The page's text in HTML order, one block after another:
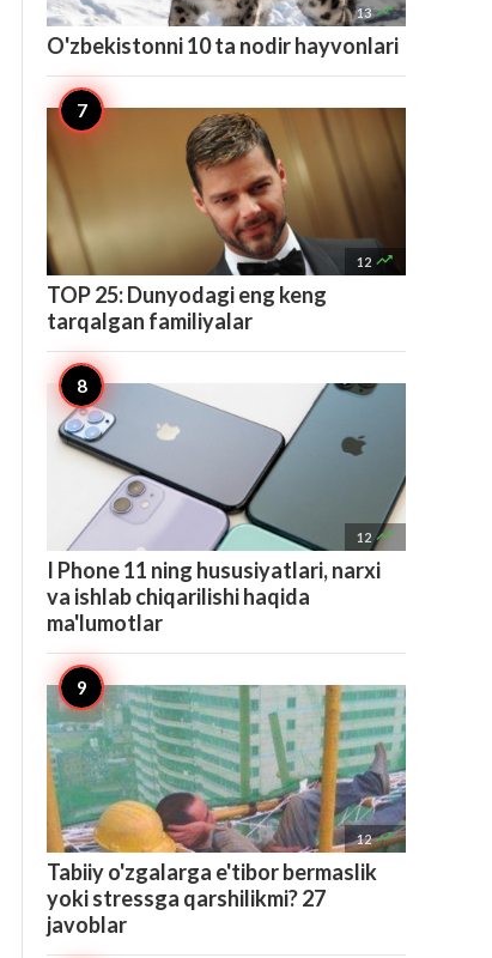
13 
O'zbekistonni 10 ta nodir hayvonlari
12 
TOP 25: Dunyodagi eng keng
tarqalgan familiyalar
12 
I Phone 11 ning hususiyatlari, narxi
va ishlab chiqarilishi haqida
ma'lumotlar
12 
Tabiiy o'zgalarga e'tibor bermaslik
yoki stressga qarshilikmi? 27
javoblar